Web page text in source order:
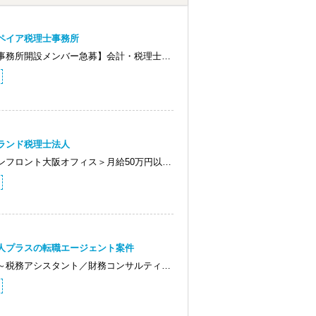
イア税理士事務所
務所開設メンバー急募】会計・税理士…
ンド税理士法人
フロント大阪オフィス＞月給50万円以…
プラスの転職エージェント案件
税務アシスタント／財務コンサルティ…